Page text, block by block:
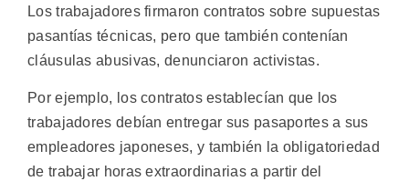
Los trabajadores firmaron contratos sobre supuestas
pasantías técnicas, pero que también contenían
cláusulas abusivas, denunciaron activistas.
Por ejemplo, los contratos establecían que los
trabajadores debían entregar sus pasaportes a sus
empleadores japoneses, y también la obligatoriedad
de trabajar horas extraordinarias a partir del